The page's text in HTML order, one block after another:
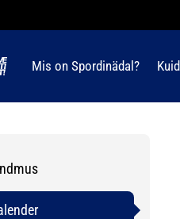
Mis on Spordinädal?